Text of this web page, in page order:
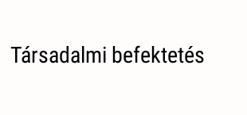
Társadalmi befektetés